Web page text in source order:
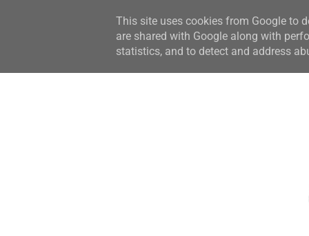
STRONA GŁÓWNA WSPÓŁPRACA RECENZJE O
This site uses cookies from Google to
are shared with Google along with
statistics, and to detect and address